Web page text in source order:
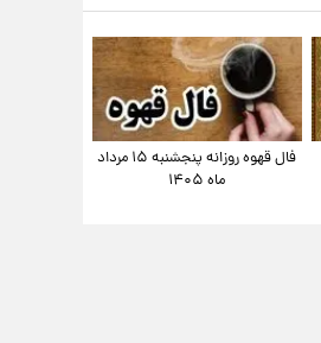
فال قهوه روزانه پنجشنبه ۱۵ مرداد
ماه ۱۴۰۵